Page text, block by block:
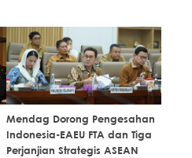
Mendag Dorong Pengesahan
Indonesia-EAEU FTA dan Tiga
Perjanjian Strategis ASEAN